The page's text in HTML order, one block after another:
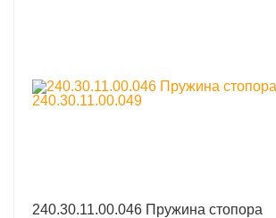
240.30.11.00.046 Пружина стопора